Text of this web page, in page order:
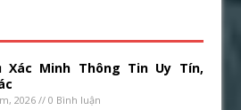
Xác Minh Thông Tin Uy Tín,
2026 // 0 Bình luận